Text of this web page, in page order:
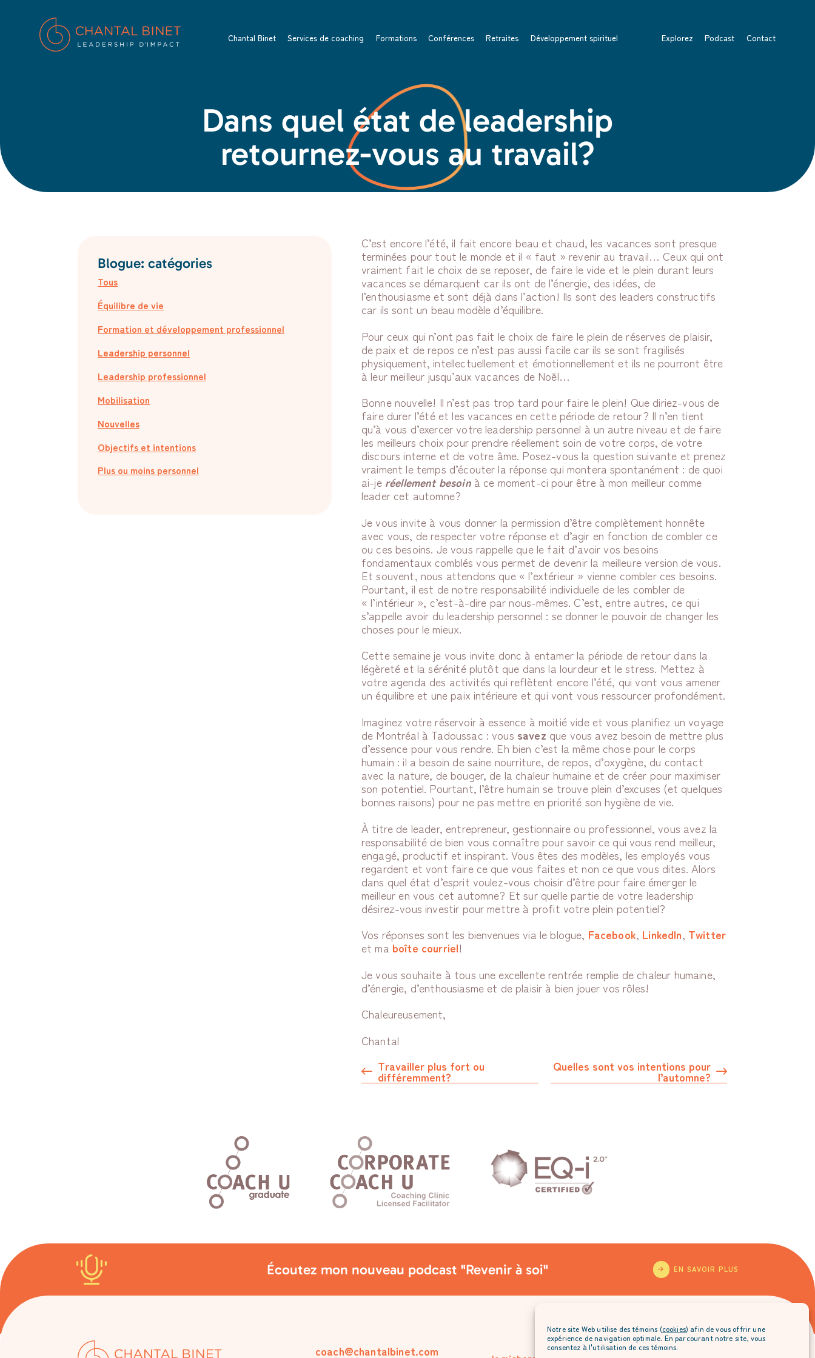
Notre site Web utilise des témoins (cookies) afin de vous offrir une
expérience de navigation optimale. En parcourant notre site, vous
consentez à l'utilisation de ces témoins.
Chantal Binet Services de coaching Formations Conférences Retraites Développement spirituel Explorez Podcast Contact
Dans quel état de leadership
retournez-vous au travail?
Blogue: catégories
Tous
Équilibre de vie
Formation et développement professionnel
Leadership personnel
Leadership professionnel
Mobilisation
Nouvelles
Objectifs et intentions
Plus ou moins personnel
C’est encore l’été, il fait encore beau et chaud, les vacances sont presque
terminées pour tout le monde et il « faut » revenir au travail… Ceux qui ont
vraiment fait le choix de se reposer, de faire le vide et le plein durant leurs
vacances se démarquent car ils ont de l’énergie, des idées, de
l’enthousiasme et sont déjà dans l’action! Ils sont des leaders constructifs
car ils sont un beau modèle d’équilibre.
Pour ceux qui n’ont pas fait le choix de faire le plein de réserves de plaisir,
de paix et de repos ce n’est pas aussi facile car ils se sont fragilisés
physiquement, intellectuellement et émotionnellement et ils ne pourront être
à leur meilleur jusqu’aux vacances de Noël…
Bonne nouvelle! Il n’est pas trop tard pour faire le plein! Que diriez-vous de
faire durer l’été et les vacances en cette période de retour? Il n’en tient
qu’à vous d’exercer votre leadership personnel à un autre niveau et de faire
les meilleurs choix pour prendre réellement soin de votre corps, de votre
discours interne et de votre âme. Posez-vous la question suivante et prenez
vraiment le temps d’écouter la réponse qui montera spontanément : de quoi
ai-je réellement besoinà ce moment-ci pour être à mon meilleur comme
leader cet automne?
Je vous invite à vous donner la permission d’être complètement honnête
avec vous, de respecter votre réponse et d’agir en fonction de combler ce
ou ces besoins. Je vous rappelle que le fait d’avoir vos besoins
fondamentaux comblés vous permet de devenir la meilleure version de vous.
Et souvent, nous attendons que « l’extérieur » vienne combler ces besoins.
Pourtant, il est de notre responsabilité individuelle de les combler de
« l’intérieur », c’est-à-dire par nous-mêmes. C’est, entre autres, ce qui
s’appelle avoir du leadership personnel : se donner le pouvoir de changer les
choses pour le mieux.
Cette semaine je vous invite donc à entamer la période de retour dans la
légèreté et la sérénité plutôt que dans la lourdeur et le stress. Mettez à
votre agenda des activités qui reflètent encore l’été, qui vont vous amener
un équilibre et une paix intérieure et qui vont vous ressourcer profondément.
Imaginez votre réservoir à essence à moitié vide et vous planifiez un voyage
de Montréal à Tadoussac : vous savez que vous avez besoin de mettre plus
d’essence pour vous rendre. Eh bien c’est la même chose pour le corps
humain : il a besoin de saine nourriture, de repos, d’oxygène, du contact
avec la nature, de bouger, de la chaleur humaine et de créer pour maximiser
son potentiel. Pourtant, l’être humain se trouve plein d’excuses (et quelques
bonnes raisons) pour ne pas mettre en priorité son hygiène de vie.
À titre de leader, entrepreneur, gestionnaire ou professionnel, vous avez la
responsabilité de bien vous connaître pour savoir ce qui vous rend meilleur,
engagé, productif et inspirant. Vous êtes des modèles, les employés vous
regardent et vont faire ce que vous faites et non ce que vous dites. Alors
dans quel état d’esprit voulez-vous choisir d’être pour faire émerger le
meilleur en vous cet automne? Et sur quelle partie de votre leadership
désirez-vous investir pour mettre à profit votre plein potentiel?
Vos réponses sont les bienvenues via le blogue, Facebook, LinkedIn, Twitter
et ma boîte courriel!
Je vous souhaite à tous une excellente rentrée remplie de chaleur humaine,
d’énergie, d’enthousiasme et de plaisir à bien jouer vos rôles!
Chaleureusement,
Chantal
Travailler plus fort ou
différemment?
Quelles sont vos intentions pour
l’automne?
Écoutez mon nouveau podcast "Revenir à soi" EN SAVOIR PLUS
coach@chantalbinet.com